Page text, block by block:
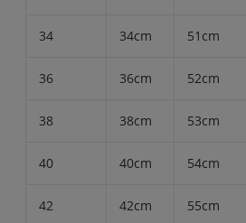
34 34cm 51cm
36 36cm 52cm
38 38cm 53cm
40 40cm 54cm
42 42cm 55cm